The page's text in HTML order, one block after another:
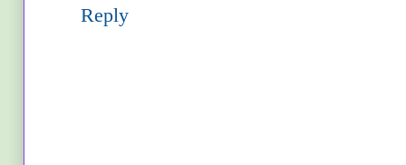
Reply